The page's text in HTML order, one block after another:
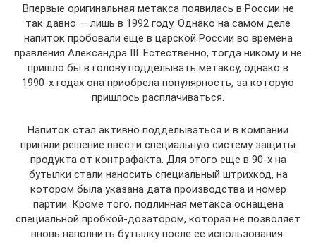
Впервые оригинальная метакса появилась в России не
так давно — лишь в 1992 году. Однако на самом деле
напиток пробовали еще в царской России во времена
правления Александра III. Естественно, тогда никому и не
пришло бы в голову подделывать метаксу, однако в
1990-х годах она приобрела популярность, за которую
пришлось расплачиваться.
Напиток стал активно подделываться и в компании
приняли решение ввести специальную систему защиты
продукта от контрафакта. Для этого еще в 90-х на
бутылки стали наносить специальный штрихкод, на
котором была указана дата производства и номер
партии. Кроме того, подлинная метакса оснащена
специальной пробкой-дозатором, которая не позволяет
вновь наполнить бутылку после ее использования.